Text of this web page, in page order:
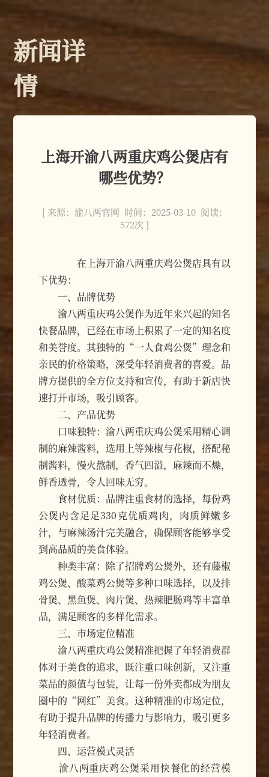
新闻详
情
上海开渝八两重庆鸡公煲店有
哪些优势？
[ 来源：渝八两官网 时间：2025-03-10 阅读：
572次 ]
在上海开渝八两重庆鸡公煲店具有以
下优势：
一、品牌优势
渝八两重庆鸡公煲作为近年来兴起的知名
快餐品牌，已经在市场上积累了一定的知名度
和美誉度。其独特的“一人食鸡公煲”理念和
亲民的价格策略，深受年轻消费者的喜爱。品
牌方提供的全方位支持和宣传，有助于新店快
速打开市场，吸引顾客。
二、产品优势
口味独特：渝八两重庆鸡公煲采用精心调
制的麻辣酱料，选用上等辣椒与花椒，搭配秘
制酱料，慢火熬制，香气四溢，麻辣而不燥，
鲜香透骨，令人回味无穷。
食材优质：品牌注重食材的选择，每份鸡
公煲内含足足330克优质鸡肉，肉质鲜嫩多
汁，与麻辣汤汁完美融合，确保顾客能够享受
到高品质的美食体验。
种类丰富：除了招牌鸡公煲外，还有藤椒
鸡公煲、酸菜鸡公煲等多种口味选择，以及排
骨煲、黑鱼煲、肉片煲、热辣肥肠鸡等丰富单
品，满足顾客的多样化需求。
三、市场定位精准
渝八两重庆鸡公煲精准把握了年轻消费群
体对于美食的追求，既注重口味创新，又注重
菜品的颜值与包装，让每一份外卖都成为朋友
圈中的“网红”美食。这种精准的市场定位，
有助于提升品牌的传播力与影响力，吸引更多
年轻消费者。
四、运营模式灵活
渝八两重庆鸡公煲采用快餐化的经营模